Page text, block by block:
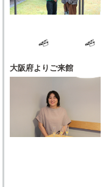
大阪府よりご来館